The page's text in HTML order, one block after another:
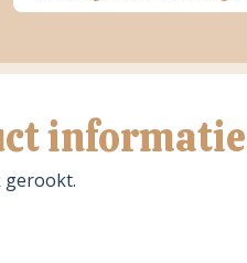
informatie
gerookt.